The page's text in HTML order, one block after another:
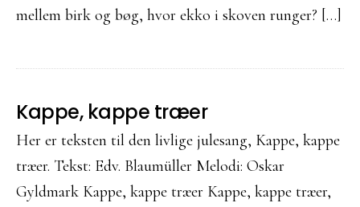
mellem birk og bøg, hvor ekko i skoven runger? […]
Kappe, kappe træer
Her er teksten til den livlige julesang, Kappe, kappe
træer. Tekst: Edv. Blaumüller Melodi: Oskar
Gyldmark Kappe, kappe træer Kappe, kappe træer,